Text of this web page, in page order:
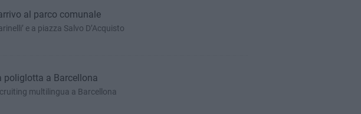
al parco comunale
e a piazza Salvo D’Acquisto
poliglotta a Barcellona
multilingua a Barcellona